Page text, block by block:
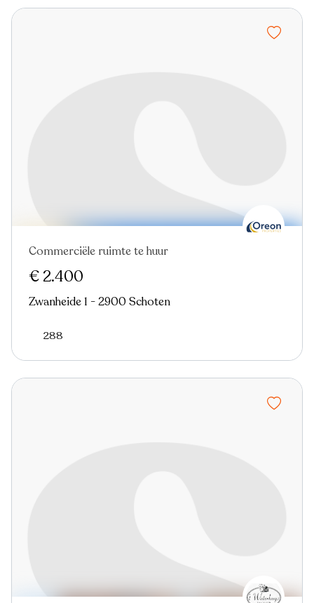
Commerciële ruimte te huur
€ 2.400
Zwanheide 1 - 2900 Schoten
288